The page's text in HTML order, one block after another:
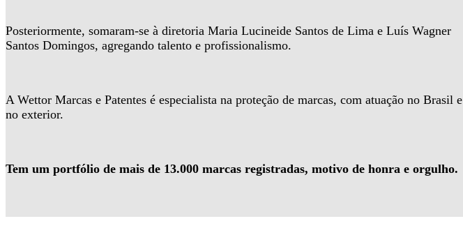
Posteriormente, somaram-se à diretoria Maria Lucineide Santos de Lima e Luís Wagner
Santos Domingos, agregando talento e profissionalismo.
A Wettor Marcas e Patentes é especialista na proteção de marcas, com atuação no Brasil e
no exterior.
Tem um portfólio de mais de 13.000 marcas registradas, motivo de honra e orgulho.